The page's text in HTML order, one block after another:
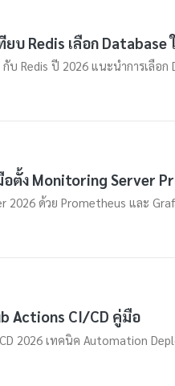
บ Redis เลือก Database
บ Redis ปี 2026 แนะนำการเลือ
ง Monitoring Server
2026 ด้วย Prometheus และ
Actions CI/CD คู่มือ
2026 เทคนิค Automation